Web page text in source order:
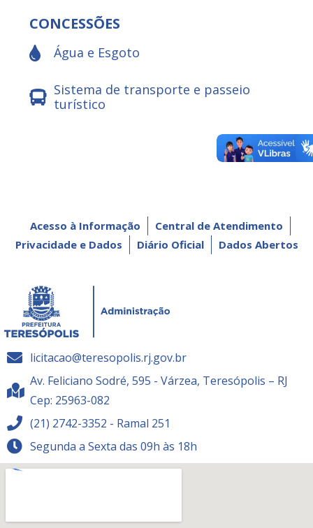
CONCESSÕES
Água e Esgoto
Sistema de transporte e passeio
turístico
Acesso à Informação
Central de Atendimento
Privacidade e Dados
Diário Oficial Dados Abertos
licitacao@teresopolis.rj.gov.br
Av. Feliciano Sodré, 595 - Várzea, Teresópolis – RJ
Cep: 25963-082
(21) 2742-3352 - Ramal 251
Segunda a Sexta das 09h às 18h